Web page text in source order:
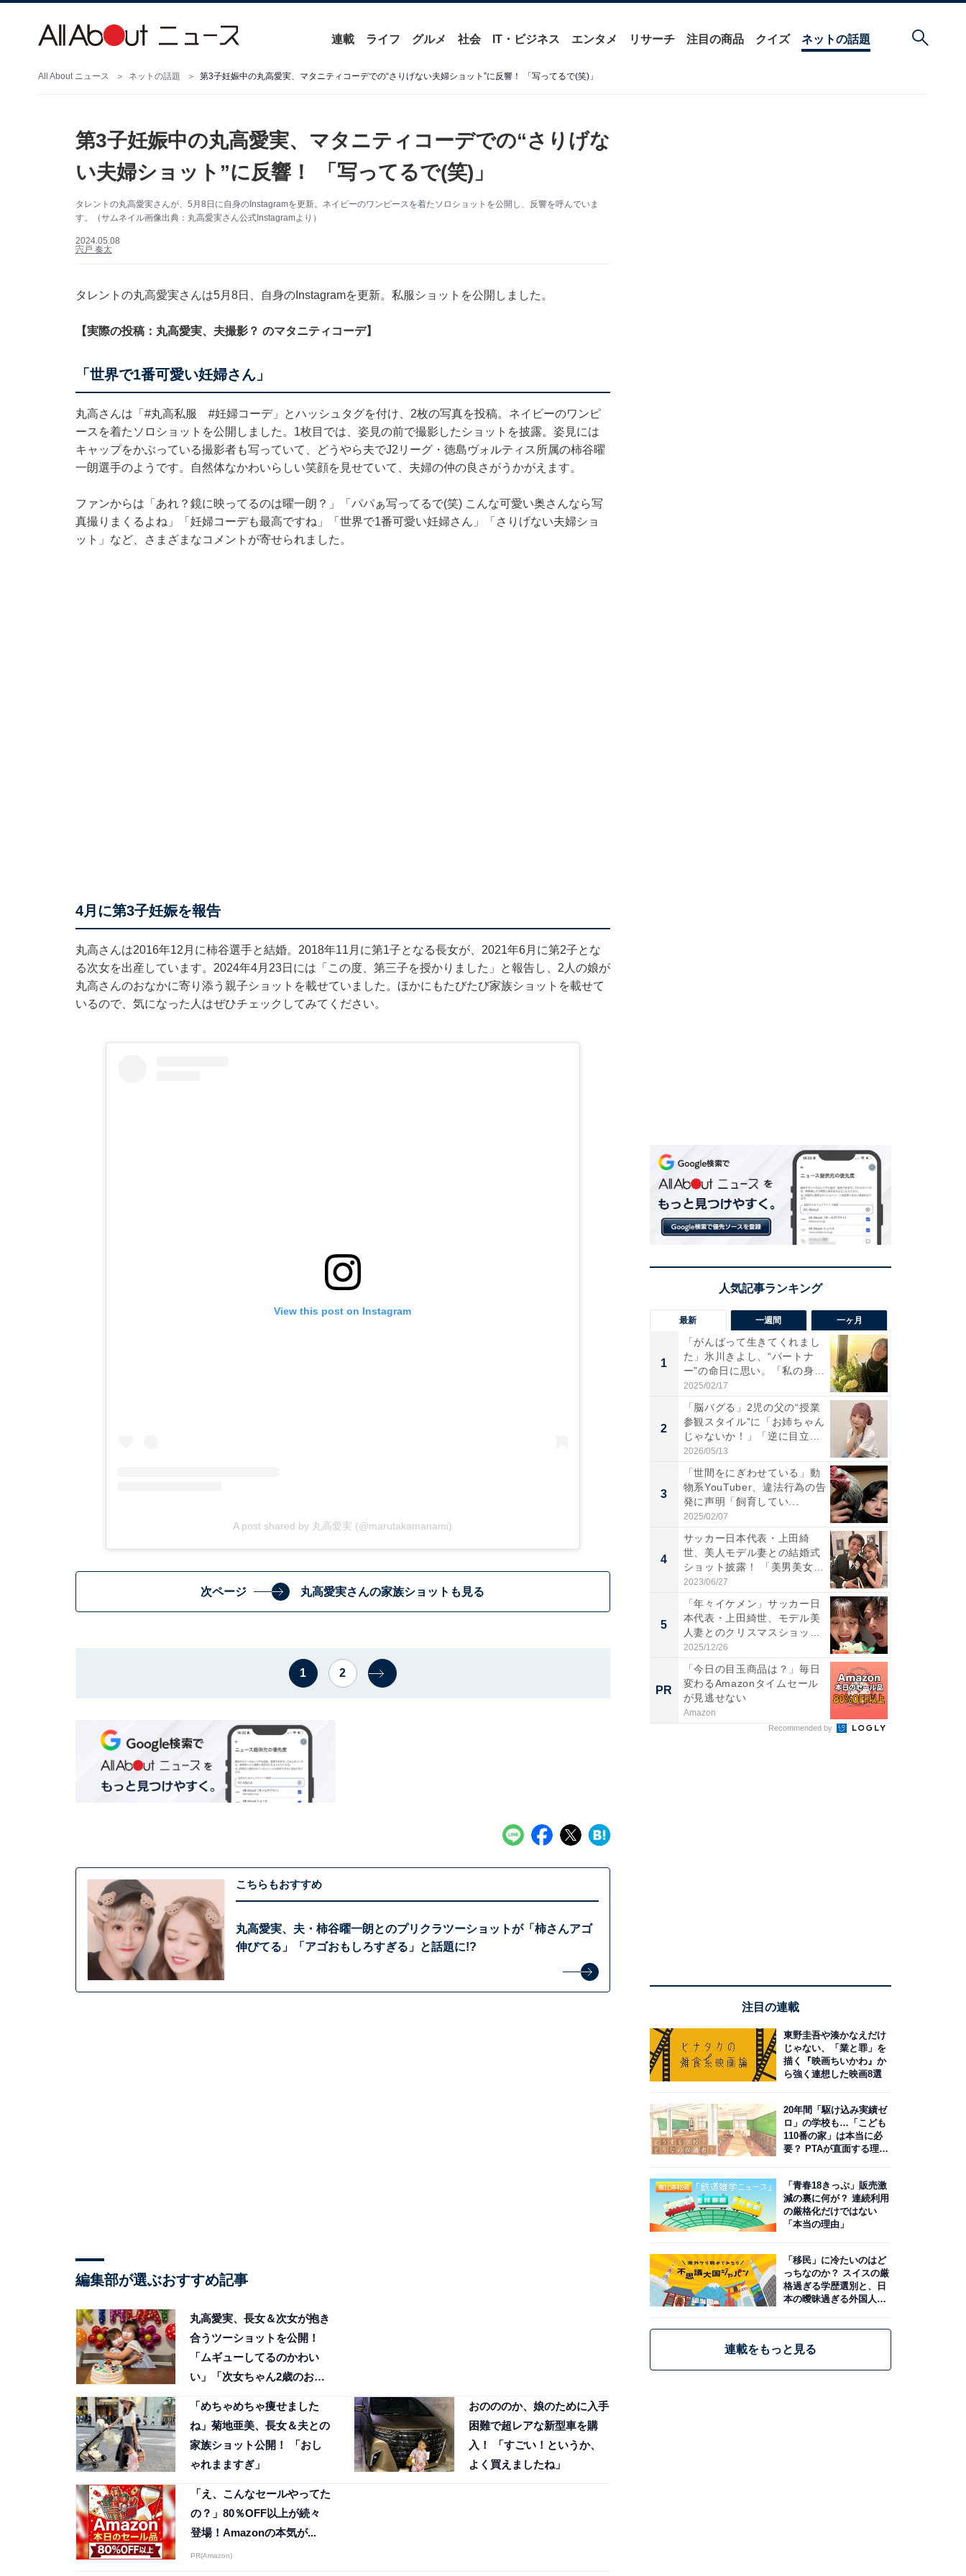
連載 ライフ グルメ 社会 IT・ビジネス エンタメ リサーチ 注目の商品 クイズ ネットの話題
All About ニュース ネットの話題 第3子妊娠中の丸高愛実、マタニティコーデでの“さりげない夫婦ショット”に反響！ 「写ってるで(笑)」
第3子妊娠中の丸高愛実、マタニティコーデでの“さりげな
い夫婦ショット”に反響！ 「写ってるで(笑)」
タレントの丸高愛実さんが、5月8日に自身のInstagramを更新。ネイビーのワンピースを着たソロショットを公開し、反響を呼んでいま
す。（サムネイル画像出典：丸高愛実さん公式Instagramより）
2024.05.08
宍戸 奏太
タレントの丸高愛実さんは5月8日、自身のInstagramを更新。私服ショットを公開しました。
【実際の投稿：丸高愛実、夫撮影？ のマタニティコーデ】
「世界で1番可愛い妊婦さん」
丸高さんは「#丸高私服 #妊婦コーデ」とハッシュタグを付け、2枚の写真を投稿。ネイビーのワンピ
ースを着たソロショットを公開しました。1枚目では、姿見の前で撮影したショットを披露。姿見には
キャップをかぶっている撮影者も写っていて、どうやら夫でJ2リーグ・徳島ヴォルティス所属の柿谷曜
一朗選手のようです。自然体なかわいらしい笑顔を見せていて、夫婦の仲の良さがうかがえます。
ファンからは「あれ？鏡に映ってるのは曜一朗？」「パパぁ写ってるで(笑) こんな可愛い奥さんなら写
真撮りまくるよね」「妊婦コーデも最高ですね」「世界で1番可愛い妊婦さん」「さりげない夫婦ショ
ット」など、さまざまなコメントが寄せられました。
4月に第3子妊娠を報告
丸高さんは2016年12月に柿谷選手と結婚。2018年11月に第1子となる長女が、2021年6月に第2子とな
る次女を出産しています。2024年4月23日には「この度、第三子を授かりました」と報告し、2人の娘が
丸高さんのおなかに寄り添う親子ショットを載せていました。ほかにもたびたび家族ショットを載せて
いるので、気になった人はぜひチェックしてみてください。
View this post on Instagram
A post shared by 丸高愛実 (@marutakamanami)
次ページ 丸高愛実さんの家族ショットも見る
1 2
こちらもおすすめ
丸高愛実、夫・柿谷曜一朗とのプリクラツーショットが「柿さんアゴ
伸びてる」「アゴおもしろすぎる」と話題に!?
編集部が選ぶおすすめ記事
丸高愛実、長女＆次女が抱き
合うツーショットを公開！
「ムギューしてるのかわい
い」「次女ちゃん2歳のお誕
「めちゃめちゃ痩せました
ね」菊地亜美、長女＆夫との
家族ショット公開！ 「おし
ゃれまますぎ」
おのののか、娘のために入手
困難で超レアな新型車を購
入！ 「すごい！というか、
よく買えましたね」
「え、こんなセールやってた
の？」80％OFF以上が続々
登場！Amazonの本気が...
PR(Amazon)
最新 一週間 一ヶ月
1
「がんばって生きてくれまし
た」氷川きよし、“パートナ
ー”の命日に思い。「私の身
体...
2025/02/17
2
「脳バグる」2児の父の“授業
参観スタイル”に「お姉ちゃん
じゃないか！」「逆に目立...
2026/05/13
3
「世間をにぎわせている」動
物系YouTuber、違法行為の告
発に声明「飼育してい...
2025/02/07
4
サッカー日本代表・上田綺
世、美人モデル妻との結婚式
ショット披露！ 「美男美女」
「...
2023/06/27
5
「年々イケメン」サッカー日
本代表・上田綺世、モデル美
人妻とのクリスマスショット
に...
2025/12/26
PR
「今日の目玉商品は？」毎日
変わるAmazonタイムセール
が見逃せない
Amazon
Recommended by
注目の連載
東野圭吾や湊かなえだけ
じゃない、「業と罪」を
描く『映画ちいかわ』か
ら強く連想した映画8選
20年間「駆け込み実績ゼ
ロ」の学校も…「こども
110番の家」は本当に必
要？ PTAが直面する理想
「青春18きっぷ」販売激
減の裏に何が？ 連続利用
の厳格化だけではない
「本当の理由」
「移民」に冷たいのはど
っちなのか？ スイスの厳
格過ぎる学歴選別と、日
本の曖昧過ぎる外国人政
連載をもっと見る